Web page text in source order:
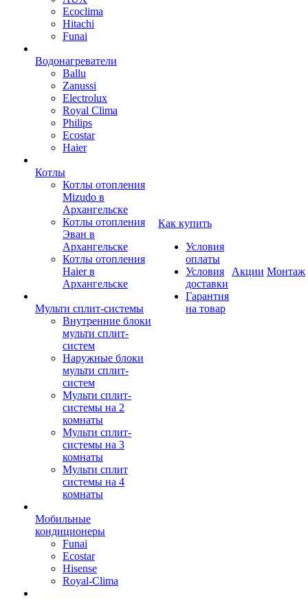
Ecoclima
Hitachi
Funai
Водонагреватели
Ballu
Zanussi
Electrolux
Royal Clima
Philips
Ecostar
Haier
Котлы
Котлы отопления
Mizudo в
Архангельске
Котлы отопления
Эван в
Архангельске
Котлы отопления
Haier в
Архангельске
Мульти сплит-системы
Внутренние блоки
мульти сплит-
систем
Наружные блоки
мульти сплит-
систем
Мульти сплит-
системы на 2
комнаты
Мульти сплит-
системы на 3
комнаты
Мульти сплит
системы на 4
комнаты
Мобильные
кондиционеры
Funai
Ecostar
Hisense
Royal-Clima
Как купить
Условия
оплаты
Условия
доставки
Гарантия
на товар
Акции Монтаж